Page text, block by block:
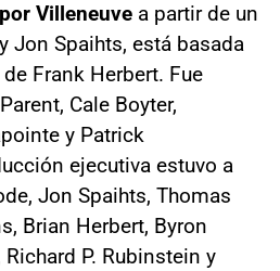
Villeneuve a partir de un
Jon Spaihts, está basada
Frank Herbert. Fue
Cale Boyter,
y Patrick
ejecutiva estuvo a
Jon Spaihts, Thomas
Brian Herbert, Byron
P. Rubinstein y